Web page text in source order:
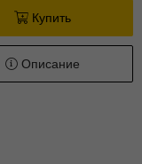
Купить
Описание